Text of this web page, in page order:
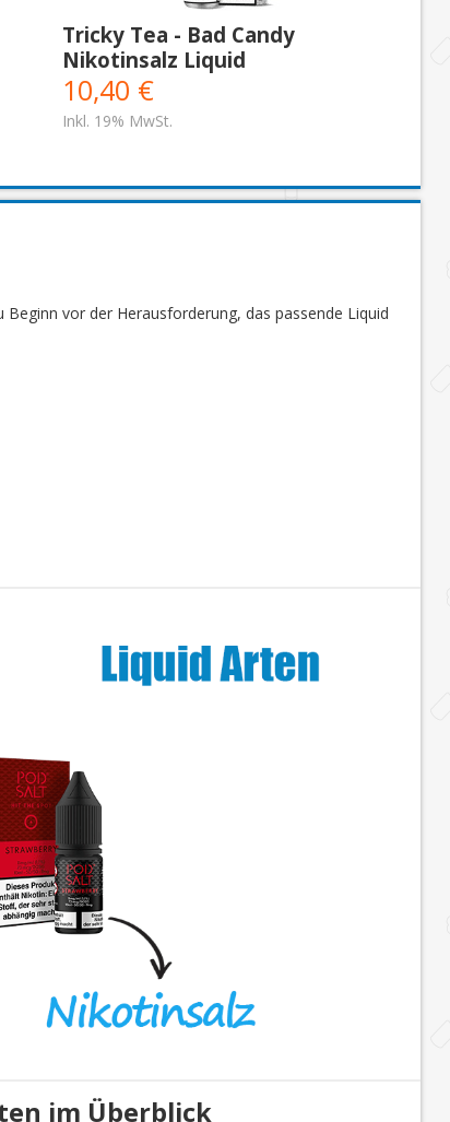
Tricky Tea - Bad Candy
Nikotinsalz Liquid
10,40 €
Inkl. 19% MwSt.
vor der Herausforderung, das passende Liquid
im Überblick